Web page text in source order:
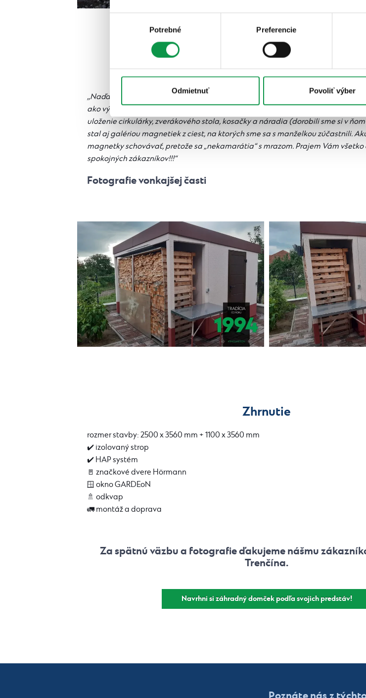
Potrebné Preferencie
Odmietnuť Povoliť výber
A aké sú jeho dojmy s odstupom
,,Naďalej sme s manželkou s domčekom spokojní. Máme ho celý podpivničený,
ako výborný úložný priestor, keďže bungalov, v ktorom bývame pivnicu nemá.
uloženie cirkulárky, zverákového stola, kosačky a náradia (dorobili sme si v
stal aj galériou magnetiek z ciest, na ktorých sme sa s manželkou zúčastnili.
magnetky schovávať, pretože sa „nekamarátia“ s mrazom. Prajem Vám
spokojných zákazníkov!!!“
Fotografie vonkajšej časti
Zhrnutie
rozmer stavby: 2500 x 3560 mm + 1100 x 3560 mm⠀
✔️ izolovaný strop
✔️ HAP systém
🚪 značkové dvere Hörmann
🪟 okno GARDEoN
🚿 odkvap
🚛 montáž a doprava
Za spätnú väzbu a fotografie ďakujeme nášmu
Trenčína.
Navrhni si záhradný domček podľa svojich predstáv!